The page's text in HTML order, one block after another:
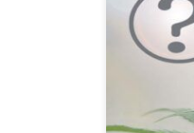
Inicjatywa
zgadza się
używanie
konstytucją.
naszych […]